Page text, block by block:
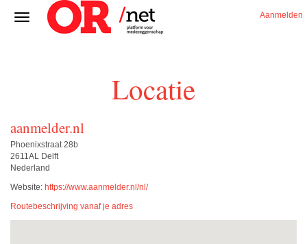
Aanmelden
Locatie
aanmelder.nl
Phoenixstraat 28b
2611AL Delft
Nederland
Website: https://www.aanmelder.nl/nl/
Routebeschrijving vanaf je adres